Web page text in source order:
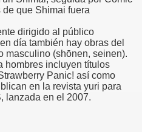
que Shimai fuera
dirigido al público
día también hay obras del
masculino (shōnen, seinen).
hombres incluyen títulos
Panic! así como
en la revista yuri para
lanzada en el 2007.